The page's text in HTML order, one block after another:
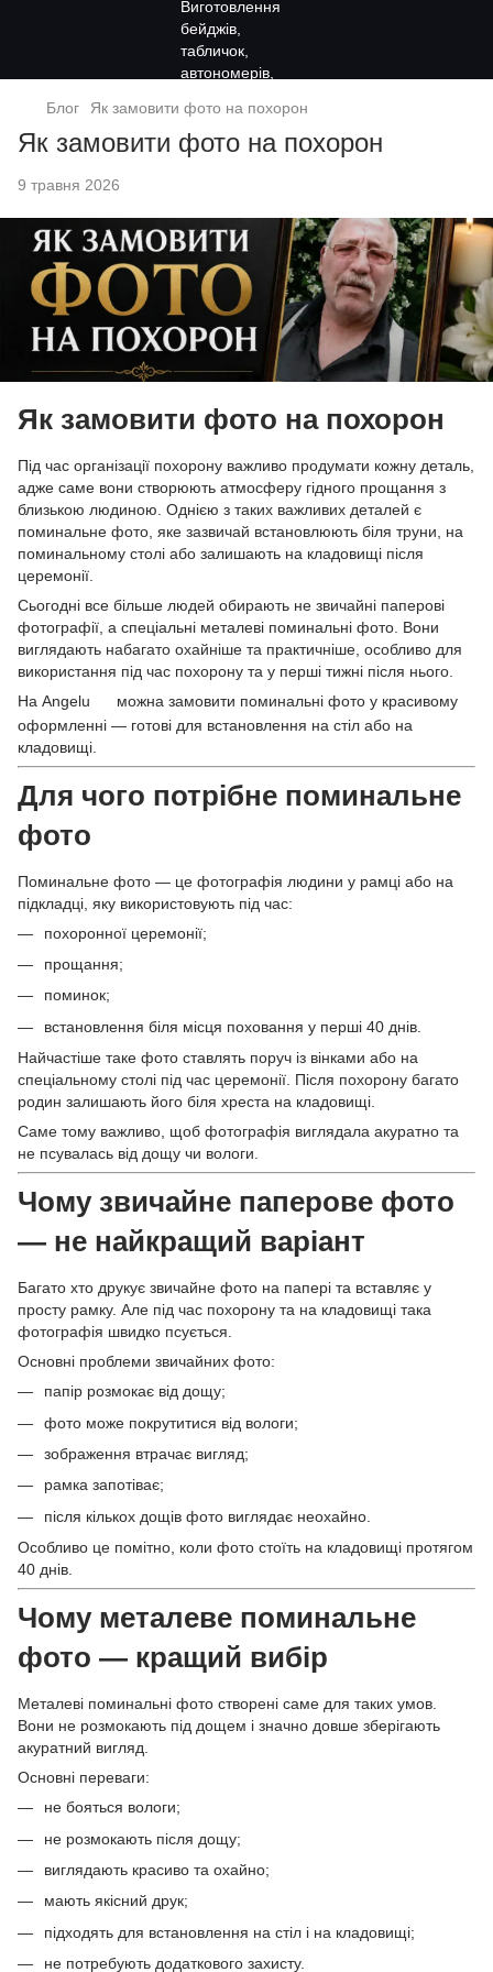
Блог Як замовити фото на похорон
Як замовити фото на похорон
9 травня 2026
Як замовити фото на похорон
Під час організації похорону важливо продумати кожну деталь,
адже саме вони створюють атмосферу гідного прощання з
близькою людиною. Однією з таких важливих деталей є
поминальне фото, яке зазвичай встановлюють біля труни, на
поминальному столі або залишають на кладовищі після
церемонії.
Сьогодні все більше людей обирають не звичайні паперові
фотографії, а спеціальні металеві поминальні фото. Вони
виглядають набагато охайніше та практичніше, особливо для
використання під час похорону та у перші тижні після нього.
На Angelu
можна замовити поминальні фото у красивому
оформленні — готові для встановлення на стіл або на
кладовищі.
Для чого потрібне поминальне
фото
Поминальне фото — це фотографія людини у рамці або на
підкладці, яку використовують під час:
похоронної церемонії;
прощання;
поминок;
встановлення біля місця поховання у перші 40 днів.
Найчастіше таке фото ставлять поруч із вінками або на
спеціальному столі під час церемонії. Після похорону багато
родин залишають його біля хреста на кладовищі.
Саме тому важливо, щоб фотографія виглядала акуратно та
не псувалась від дощу чи вологи.
Чому звичайне паперове фото
— не найкращий варіант
Багато хто друкує звичайне фото на папері та вставляє у
просту рамку. Але під час похорону та на кладовищі така
фотографія швидко псується.
Основні проблеми звичайних фото:
папір розмокає від дощу;
фото може покрутитися від вологи;
зображення втрачає вигляд;
рамка запотіває;
після кількох дощів фото виглядає неохайно.
Особливо це помітно, коли фото стоїть на кладовищі протягом
40 днів.
Чому металеве поминальне
фото — кращий вибір
Металеві поминальні фото створені саме для таких умов.
Вони не розмокають під дощем і значно довше зберігають
акуратний вигляд.
Основні переваги:
не бояться вологи;
не розмокають після дощу;
виглядають красиво та охайно;
мають якісний друк;
підходять для встановлення на стіл і на кладовищі;
не потребують додаткового захисту.